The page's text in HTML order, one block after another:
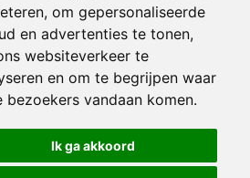
om gepersonaliseerde
en advertenties te tonen,
websiteverkeer te
en om te begrijpen waar
bezoekers vandaan komen.
Ik ga akkoord
|Website door FalcoTravel
online betalen met